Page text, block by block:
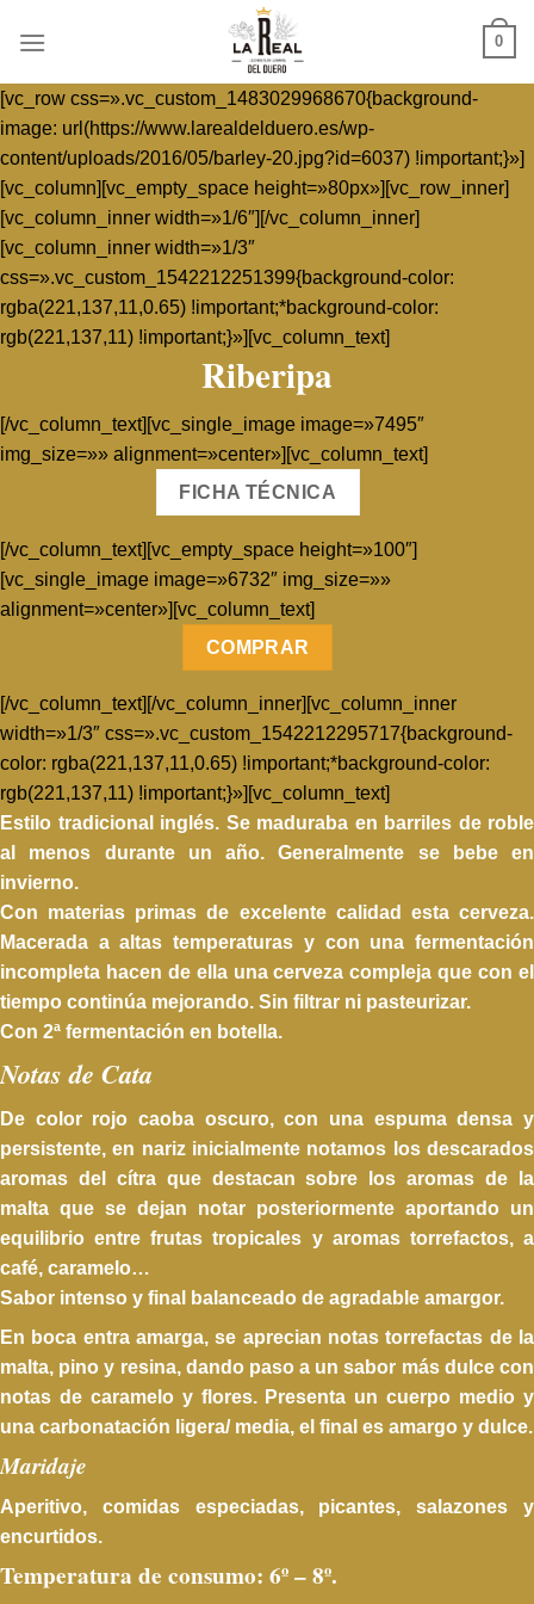
0
[vc_row css=».vc_custom_1483029968670{background-
image: url(https://www.larealdelduero.es/wp-
content/uploads/2016/05/barley-20.jpg?id=6037) !important;}»]
[vc_column][vc_empty_space height=»80px»][vc_row_inner]
[vc_column_inner width=»1/6″][/vc_column_inner]
[vc_column_inner width=»1/3″
css=».vc_custom_1542212251399{background-color:
rgba(221,137,11,0.65) !important;*background-color:
rgb(221,137,11) !important;}»][vc_column_text]
Riberipa
[/vc_column_text][vc_single_image image=»7495″
img_size=»» alignment=»center»][vc_column_text]
FICHA TÉCNICA
[/vc_column_text][vc_empty_space height=»100″]
[vc_single_image image=»6732″ img_size=»»
alignment=»center»][vc_column_text]
COMPRAR
[/vc_column_text][/vc_column_inner][vc_column_inner
width=»1/3″ css=».vc_custom_1542212295717{background-
color: rgba(221,137,11,0.65) !important;*background-color:
rgb(221,137,11) !important;}»][vc_column_text]
Estilo tradicional inglés. Se maduraba en barriles de roble
al menos durante un año. Generalmente se bebe en
invierno.
Con materias primas de excelente calidad esta cerveza.
Macerada a altas temperaturas y con una fermentación
incompleta hacen de ella una cerveza compleja que con el
tiempo continúa mejorando. Sin filtrar ni pasteurizar.
Con 2ª fermentación en botella.
Notas de Cata
De color rojo caoba oscuro, con una espuma densa y
persistente, en nariz inicialmente notamos los descarados
aromas del cítra que destacan sobre los aromas de la
malta que se dejan notar posteriormente aportando un
equilibrio entre frutas tropicales y aromas torrefactos, a
café, caramelo…
Sabor intenso y final balanceado de agradable amargor.
En boca entra amarga, se aprecian notas torrefactas de la
malta, pino y resina, dando paso a un sabor más dulce con
notas de caramelo y flores. Presenta un cuerpo medio y
una carbonatación ligera/ media, el final es amargo y dulce.
Maridaje
Aperitivo, comidas especiadas, picantes, salazones y
encurtidos.
Temperatura de consumo: 6º – 8º.